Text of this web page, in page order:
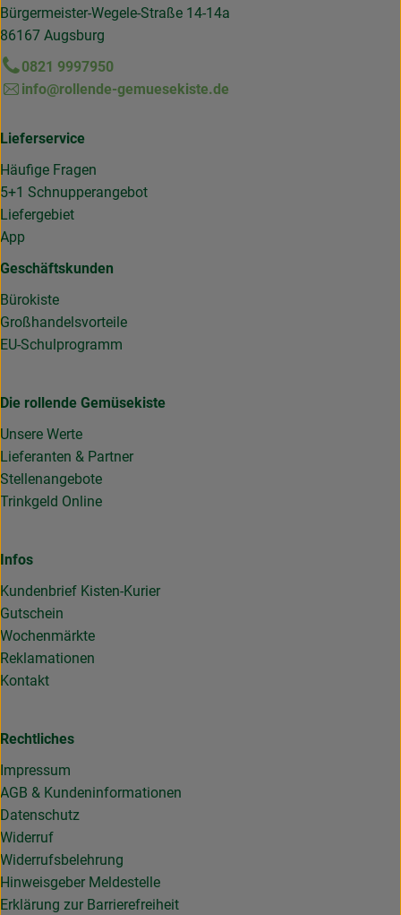
Bürgermeister-Wegele-Straße 14-14a
86167 Augsburg
0821 9997950
info@rollende-gemuesekiste.de
Lieferservice
Häufige Fragen
5+1 Schnupperangebot
Liefergebiet
App
Geschäftskunden
Bürokiste
Großhandelsvorteile
EU-Schulprogramm
Die rollende Gemüsekiste
Unsere Werte
Lieferanten & Partner
Stellenangebote
Trinkgeld Online
Infos
Kundenbrief Kisten-Kurier
Gutschein
Wochenmärkte
Reklamationen
Kontakt
Rechtliches
Impressum
AGB & Kundeninformationen
Datenschutz
Widerruf
Widerrufsbelehrung
Hinweisgeber Meldestelle
Erklärung zur Barrierefreiheit